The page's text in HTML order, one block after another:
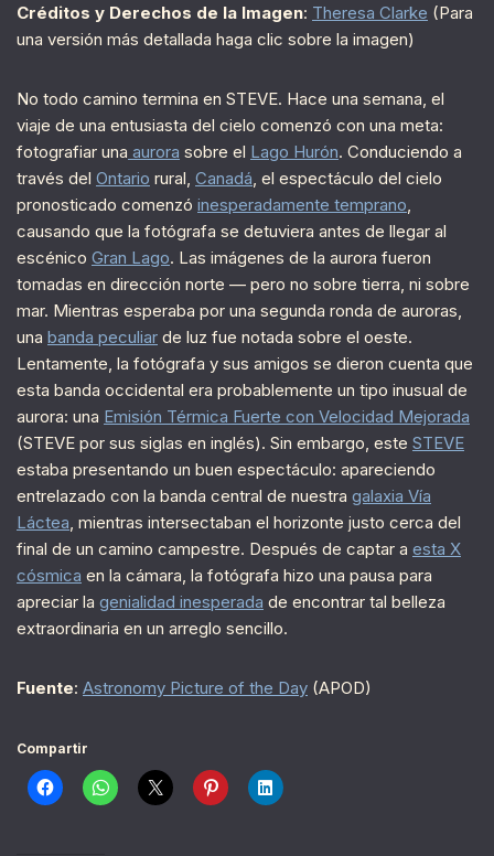
Créditos y Derechos de la Imagen: Theresa Clarke (Para
una versión más detallada haga clic sobre la imagen)
No todo camino termina en STEVE. Hace una semana, el
viaje de una entusiasta del cielo comenzó con una meta:
fotografiar una aurora sobre el Lago Hurón. Conduciendo a
través del Ontario rural, Canadá, el espectáculo del cielo
pronosticado comenzó inesperadamente temprano,
causando que la fotógrafa se detuviera antes de llegar al
escénico Gran Lago. Las imágenes de la aurora fueron
tomadas en dirección norte — pero no sobre tierra, ni sobre
mar. Mientras esperaba por una segunda ronda de auroras,
una banda peculiar de luz fue notada sobre el oeste.
Lentamente, la fotógrafa y sus amigos se dieron cuenta que
esta banda occidental era probablemente un tipo inusual de
aurora: una Emisión Térmica Fuerte con Velocidad Mejorada
(STEVE por sus siglas en inglés). Sin embargo, este STEVE
estaba presentando un buen espectáculo: apareciendo
entrelazado con la banda central de nuestra galaxia Vía
Láctea, mientras intersectaban el horizonte justo cerca del
final de un camino campestre. Después de captar a esta X
cósmica en la cámara, la fotógrafa hizo una pausa para
apreciar la genialidad inesperada de encontrar tal belleza
extraordinaria en un arreglo sencillo.
Fuente: Astronomy Picture of the Day (APOD)
Compartir